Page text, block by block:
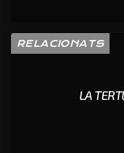
RELACIONATS
LA